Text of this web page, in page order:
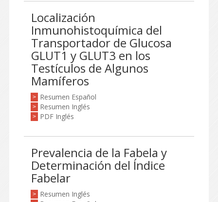
Localización
Inmunohistoquímica del
Transportador de Glucosa
GLUT1 y GLUT3 en los
Testículos de Algunos
Mamíferos
> Resumen Español
> Resumen Inglés
> PDF Inglés
Prevalencia de la Fabela y
Determinación del Índice
Fabelar
> Resumen Inglés